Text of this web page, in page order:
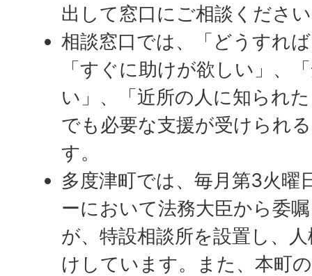
出して窓口にご相談くださ
相談窓口では、「どうすれ
「すぐに助けが欲しい」、
い」、「近所の人に知られ
でも必要な支援が受けられ
す。
多度津町では、毎月第3火曜
ーにおいて法務大臣から委
が、特設相談所を設置し、
けしています。また、本町